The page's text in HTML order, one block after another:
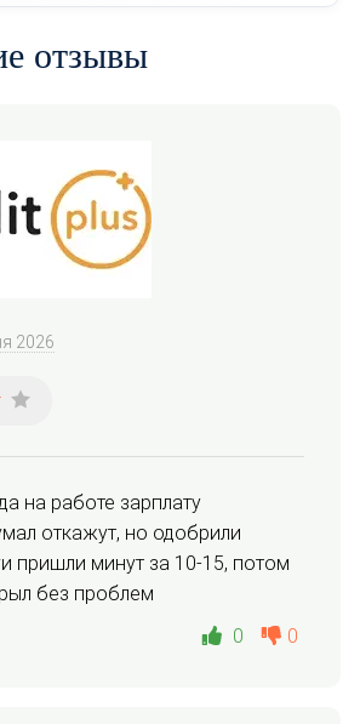
отзывы
2026
на работе зарплату
откажут, но одобрили
пришли минут за 10-15, потом
без проблем
0
0